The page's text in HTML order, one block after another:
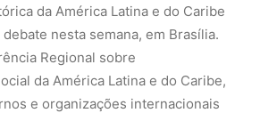
da América Latina e do Caribe
nesta semana, em Brasília.
Regional sobre
da América Latina e do Caribe,
e organizações internacionais